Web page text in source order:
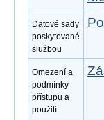
Datové sady
poskytované
službou
Omezení a
podmínky
přístupu a
použití